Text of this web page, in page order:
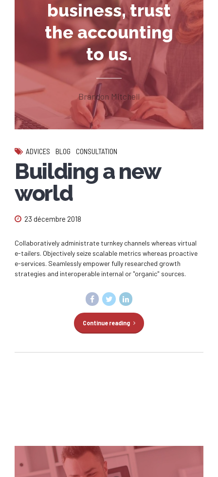
business, trust
the accounting
to us.
Brandon Mitchell
ADVICES BLOG CONSULTATION
Building a new
world
23 décembre 2018
Collaboratively administrate turnkey channels whereas virtual
e-tailers. Objectively seize scalable metrics whereas proactive
e-services. Seamlessly empower fully researched growth
strategies and interoperable internal or "organic" sources.
Continue reading